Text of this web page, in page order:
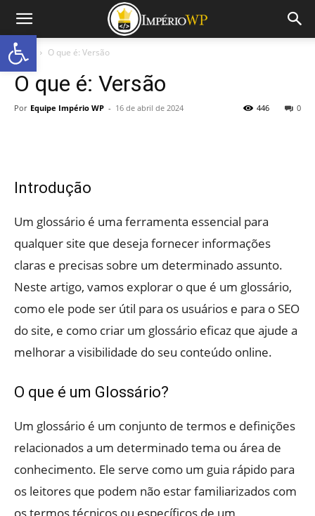
Início O que é: Versão
O que é: Versão
Por Equipe Império WP - 16 de abril de 2024 0
446
Introdução
Um glossário é uma ferramenta essencial para
qualquer site que deseja fornecer informações
claras e precisas sobre um determinado assunto.
Neste artigo, vamos explorar o que é um glossário,
como ele pode ser útil para os usuários e para o SEO
do site, e como criar um glossário eficaz que ajude a
melhorar a visibilidade do seu conteúdo online.
O que é um Glossário?
Um glossário é um conjunto de termos e definições
relacionados a um determinado tema ou área de
conhecimento. Ele serve como um guia rápido para
os leitores que podem não estar familiarizados com
Abrir a barra de ferramentas